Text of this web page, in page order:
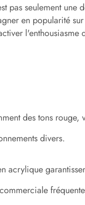
pas seulement une
en popularité
l'enthousiasme
des tons rouge,
divers.
acrylique